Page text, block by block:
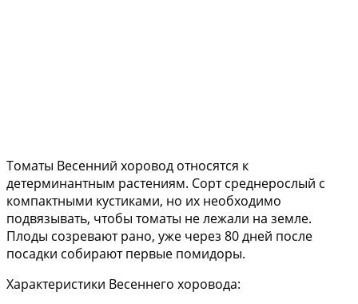
Томаты Весенний хоровод относятся к
детерминантным растениям. Сорт среднерослый с
компактными кустиками, но их необходимо
подвязывать, чтобы томаты не лежали на земле.
Плоды созревают рано, уже через 80 дней после
посадки собирают первые помидоры.
Характеристики Весеннего хоровода: